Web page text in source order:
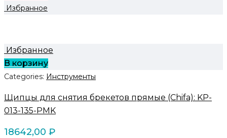
Избранное
Избранное
В корзину
Categories: Инструменты
Щипцы для снятия брекетов прямые (Chifa): KP-
013-135-PMK
18642,00 ₽